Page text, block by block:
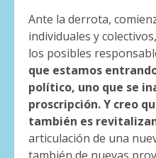
Ante la derrota,
individuales y
los posibles
que estamos
político, uno que se
proscripción. Y creo
también es
articulación de una
también de nuevas